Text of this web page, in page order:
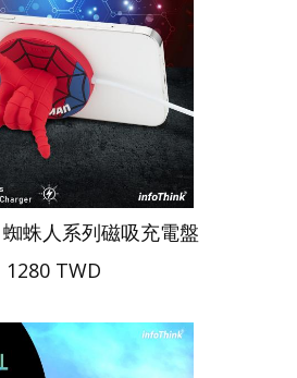
蛛人系列磁吸充電盤
1280 TWD